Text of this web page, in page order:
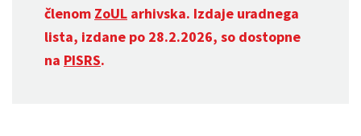
členom ZoUL arhivska. Izdaje uradnega
lista, izdane po 28.2.2026, so dostopne
na PISRS.